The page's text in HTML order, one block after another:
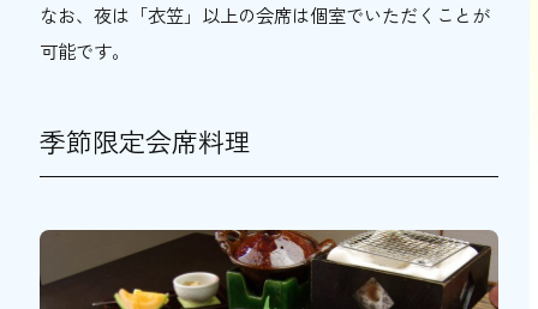
なお、夜は「衣笠」以上の会席は個室でいただくことが
可能です。
季節限定会席料理